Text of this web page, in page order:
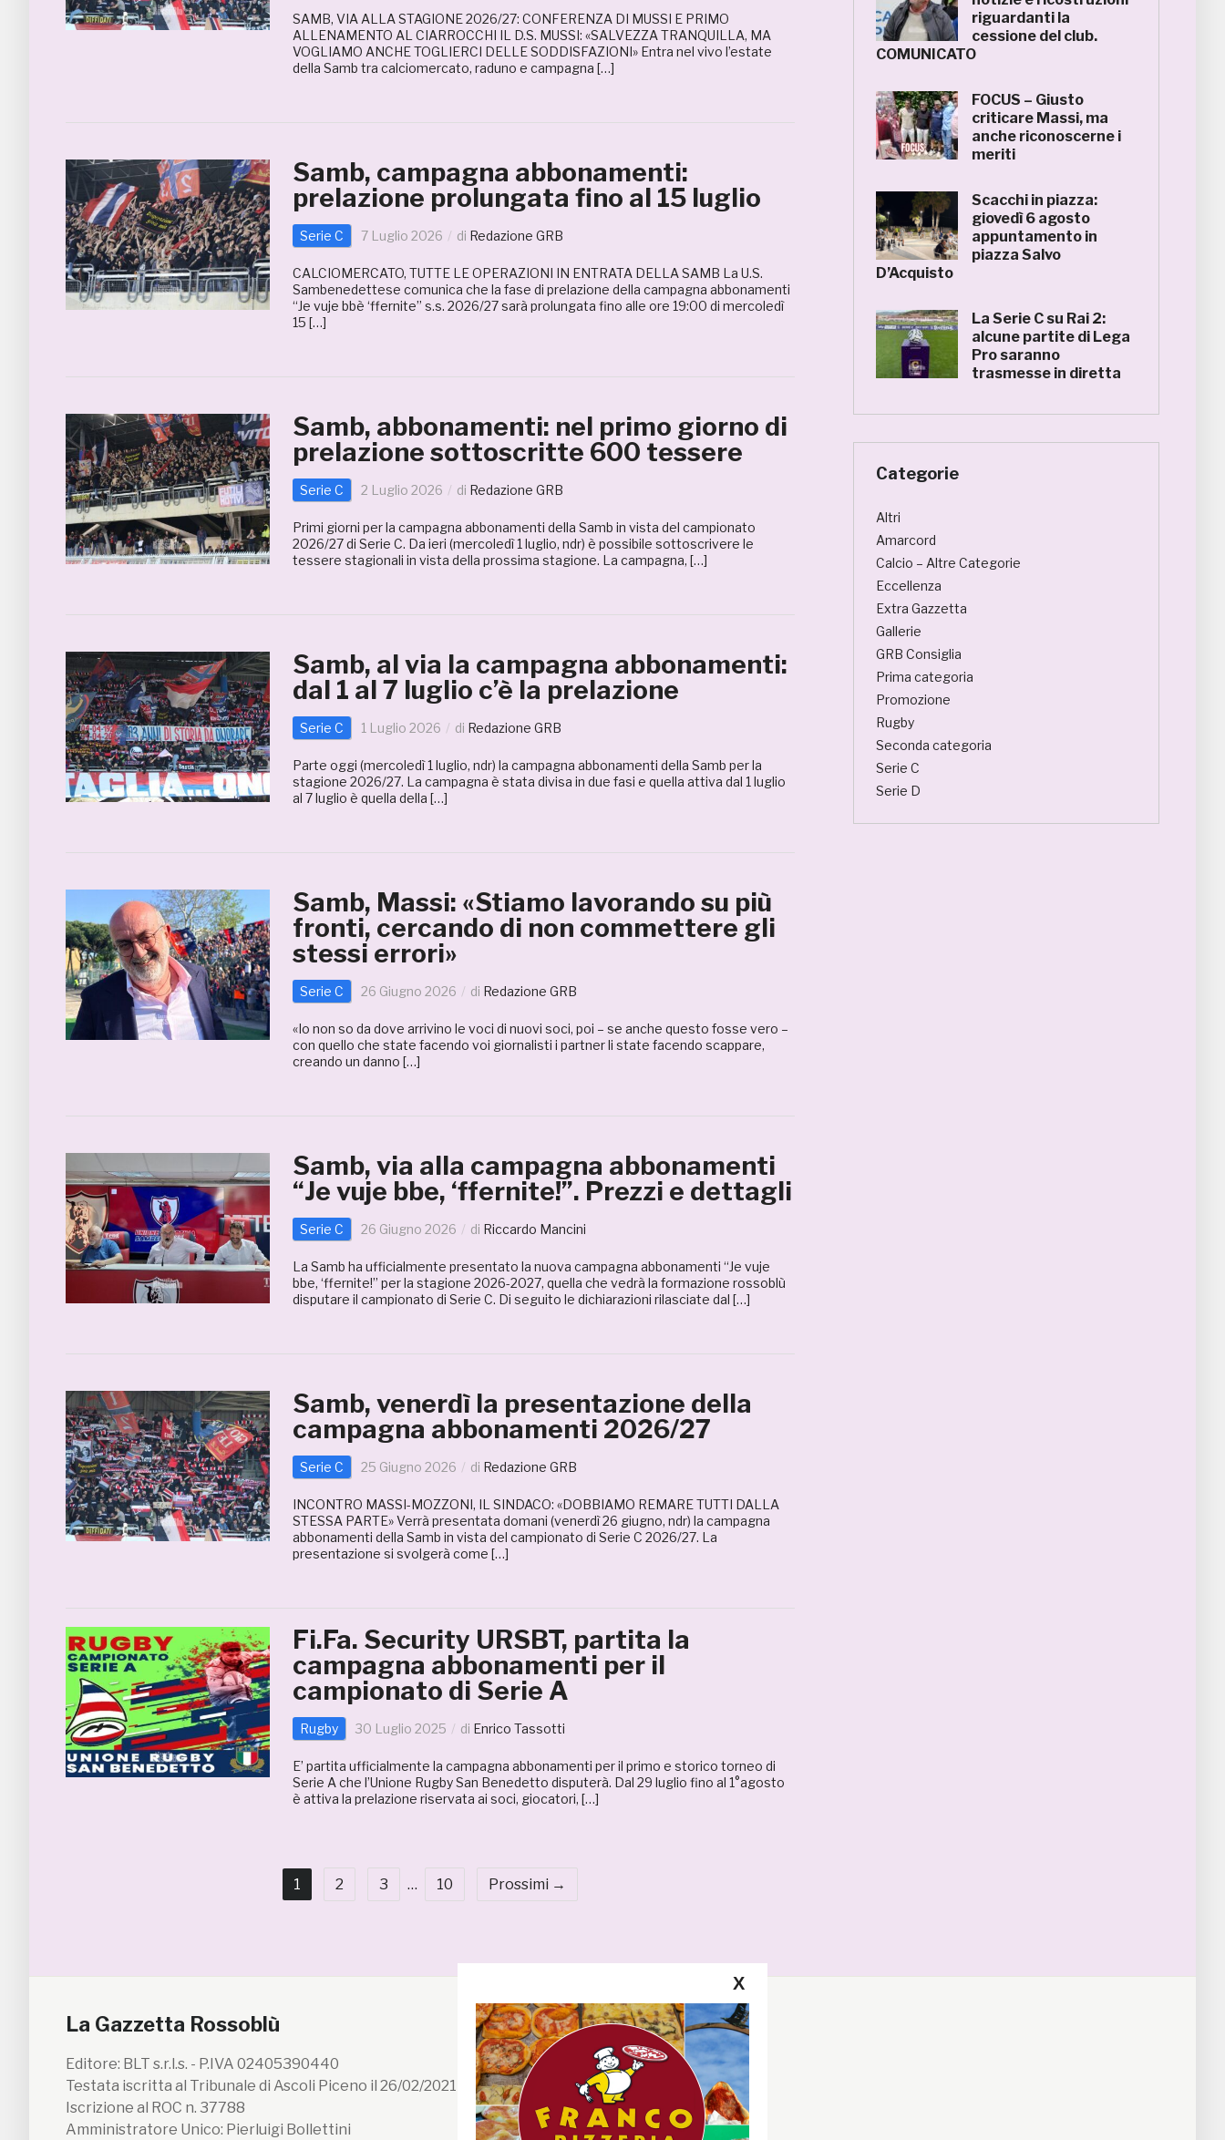
SAMB, VIA ALLA STAGIONE 2026/27: CONFERENZA DI MUSSI E PRIMO
ALLENAMENTO AL CIARROCCHI IL D.S. MUSSI: «SALVEZZA TRANQUILLA, MA
VOGLIAMO ANCHE TOGLIERCI DELLE SODDISFAZIONI» Entra nel vivo l’estate
della Samb tra calciomercato, raduno e campagna […]
Samb, campagna abbonamenti:
prelazione prolungata fino al 15 luglio
Serie C 7 Luglio 2026 di Redazione GRB
CALCIOMERCATO, TUTTE LE OPERAZIONI IN ENTRATA DELLA SAMB La U.S.
Sambenedettese comunica che la fase di prelazione della campagna abbonamenti
“Je vuje bbè ‘ffernite” s.s. 2026/27 sarà prolungata fino alle ore 19:00 di mercoledì
15 […]
Samb, abbonamenti: nel primo giorno di
prelazione sottoscritte 600 tessere
Serie C 2 Luglio 2026 di Redazione GRB
Primi giorni per la campagna abbonamenti della Samb in vista del campionato
2026/27 di Serie C. Da ieri (mercoledì 1 luglio, ndr) è possibile sottoscrivere le
tessere stagionali in vista della prossima stagione. La campagna, […]
Samb, al via la campagna abbonamenti:
dal 1 al 7 luglio c’è la prelazione
Serie C 1 Luglio 2026 di Redazione GRB
Parte oggi (mercoledì 1 luglio, ndr) la campagna abbonamenti della Samb per la
stagione 2026/27. La campagna è stata divisa in due fasi e quella attiva dal 1 luglio
al 7 luglio è quella della […]
Samb, Massi: «Stiamo lavorando su più
fronti, cercando di non commettere gli
stessi errori»
Serie C 26 Giugno 2026 di Redazione GRB
«Io non so da dove arrivino le voci di nuovi soci, poi – se anche questo fosse vero –
con quello che state facendo voi giornalisti i partner li state facendo scappare,
creando un danno […]
Samb, via alla campagna abbonamenti
“Je vuje bbe, ‘ffernite!”. Prezzi e dettagli
Serie C 26 Giugno 2026 di Riccardo Mancini
La Samb ha ufficialmente presentato la nuova campagna abbonamenti “Je vuje
bbe, ‘ffernite!” per la stagione 2026-2027, quella che vedrà la formazione rossoblù
disputare il campionato di Serie C. Di seguito le dichiarazioni rilasciate dal […]
Samb, venerdì la presentazione della
campagna abbonamenti 2026/27
Serie C 25 Giugno 2026 di Redazione GRB
INCONTRO MASSI-MOZZONI, IL SINDACO: «DOBBIAMO REMARE TUTTI DALLA
STESSA PARTE» Verrà presentata domani (venerdì 26 giugno, ndr) la campagna
abbonamenti della Samb in vista del campionato di Serie C 2026/27. La
presentazione si svolgerà come […]
Fi.Fa. Security URSBT, partita la
campagna abbonamenti per il
campionato di Serie A
Rugby 30 Luglio 2025 di Enrico Tassotti
E’ partita ufficialmente la campagna abbonamenti per il primo e storico torneo di
Serie A che l’Unione Rugby San Benedetto disputerà. Dal 29 luglio fino al 1°agosto
è attiva la prelazione riservata ai soci, giocatori, […]
1 2 3 … 10 Prossimi →
riguardanti la
cessione del club.
COMUNICATO
FOCUS – Giusto
criticare Massi, ma
anche riconoscerne i
meriti
Scacchi in piazza:
giovedì 6 agosto
appuntamento in
piazza Salvo
D’Acquisto
La Serie C su Rai 2:
alcune partite di Lega
Pro saranno
trasmesse in diretta
Categorie
Altri
Amarcord
Calcio – Altre Categorie
Eccellenza
Extra Gazzetta
Gallerie
GRB Consiglia
Prima categoria
Promozione
Rugby
Seconda categoria
Serie C
Serie D
La Gazzetta Rossoblù
Editore: BLT s.r.l.s. - P.IVA 02405390440
Testata iscritta al Tribunale di Ascoli Piceno il 26/02/2021 n. 199/2021
Iscrizione al ROC n. 37788
Amministratore Unico: Pierluigi Bollettini
Segui la GRB
Facebook
Instagram
X